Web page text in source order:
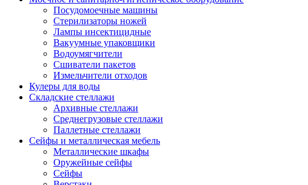
Посудомоечные машины
Стерилизаторы ножей
Лампы инсектицидные
Вакуумные упаковщики
Водоумягчители
Сшиватели пакетов
Измельчители отходов
Кулеры для воды
Складские стеллажи
Архивные стеллажи
Среднегрузовые стеллажи
Паллетные стеллажи
Сейфы и металлическая мебель
Металлические шкафы
Оружейные сейфы
Сейфы